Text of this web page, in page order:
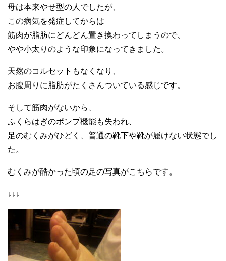
母は本来やせ型の人でしたが、
この病気を発症してからは
筋肉が脂肪にどんどん置き換わってしまうので、
やや小太りのような印象になってきました。
天然のコルセットもなくなり、
お腹周りに脂肪がたくさんついている感じです。
そして筋肉がないから、
ふくらはぎのポンプ機能も失われ、
足のむくみがひどく、普通の靴下や靴が履けない状態でし
た。
むくみが酷かった頃の足の写真がこちらです。
↓↓↓